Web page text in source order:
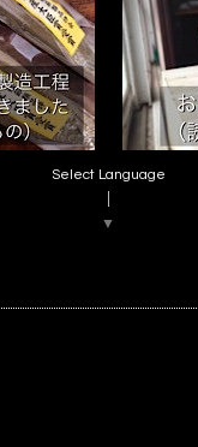
Select Language
▼